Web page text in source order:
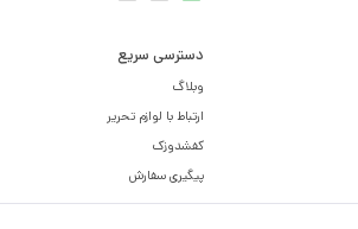
دسترسی سریع
وبلاگ
ارتباط با لوازم تحریر
کفشدوزک
پیگیری سفارش